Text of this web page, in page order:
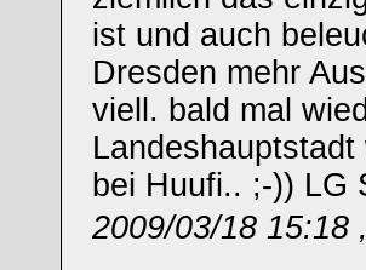
ist und auch
Dresden mehr
viell. bald mal
bei Huufi.. ;-)) LG
2009/03/18 15:18 ,